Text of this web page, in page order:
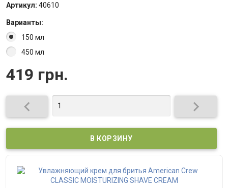
Артикул: 40610
Варианты:
150 мл
450 мл
419 грн.